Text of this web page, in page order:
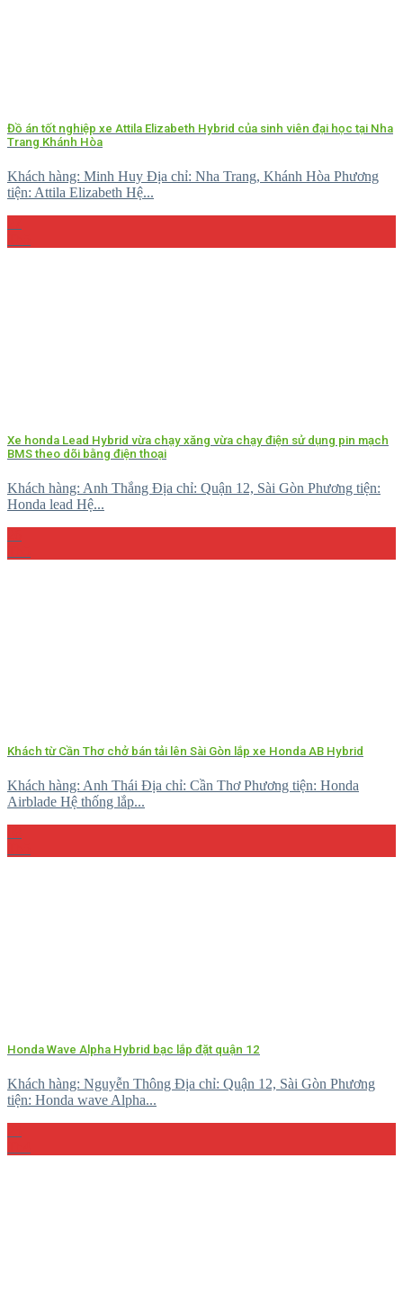
Đồ án tốt nghiệp xe Attila Elizabeth Hybrid của sinh viên đại học tại Nha
Trang Khánh Hòa
Khách hàng: Minh Huy Địa chỉ: Nha Trang, Khánh Hòa Phương
tiện: Attila Elizabeth Hệ...
Xe honda Lead Hybrid vừa chạy xăng vừa chạy điện sử dụng pin mạch
BMS theo dõi bằng điện thoại
Khách hàng: Anh Thắng Địa chỉ: Quận 12, Sài Gòn Phương tiện:
Honda lead Hệ...
Khách từ Cần Thơ chở bán tải lên Sài Gòn lắp xe Honda AB Hybrid
Khách hàng: Anh Thái Địa chỉ: Cần Thơ Phương tiện: Honda
Airblade Hệ thống lắp...
Honda Wave Alpha Hybrid bạc lắp đặt quận 12
Khách hàng: Nguyễn Thông Địa chỉ: Quận 12, Sài Gòn Phương
tiện: Honda wave Alpha...